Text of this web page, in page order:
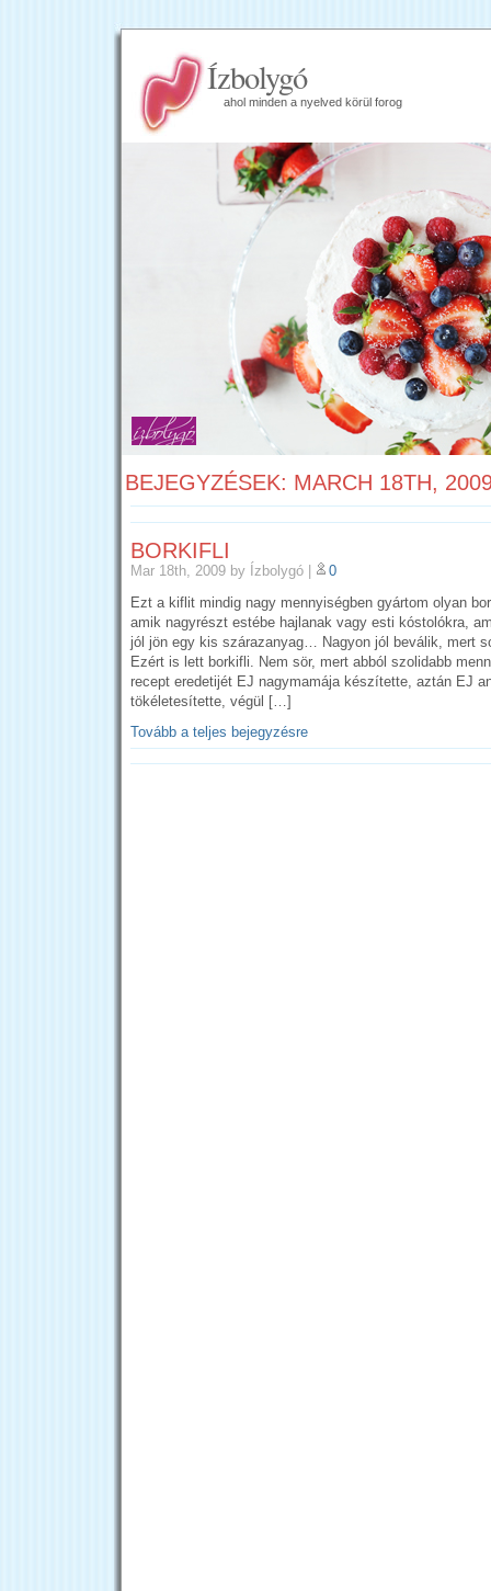
Ízbolygó
ahol minden a nyelved körül forog
BEJEGYZÉSEK: MARCH 18TH,
BORKIFLI
Mar 18th, 2009 by Ízbolygó
0
Ezt a kiflit mindig nagy mennyiségben gyártom olyan
amik nagyrészt estébe hajlanak vagy esti kóstolókra,
jól jön egy kis szárazanyag… Nagyon jól beválik, mert
Ezért is lett borkifli. Nem sör, mert abból szolidabb
recept eredetijét EJ nagymamája készítette, aztán EJ
tökéletesítette, végül […]
Tovább a teljes bejegyzésre